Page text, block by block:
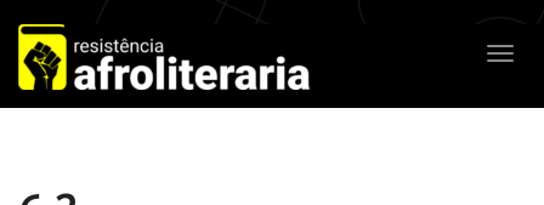
Pular
para
o
conteúdo